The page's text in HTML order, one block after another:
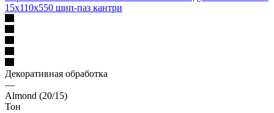
15х110х550 шип-паз кантри
Декоративная обработка
—
Almond (20/15)
Тон